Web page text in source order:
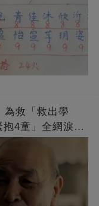
為救「救出學
4童」全網淚